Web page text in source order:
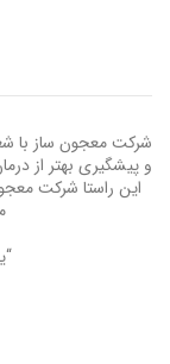
شرکت معجون ساز با
و پیشگیری بهتر از
این راستا شرکت